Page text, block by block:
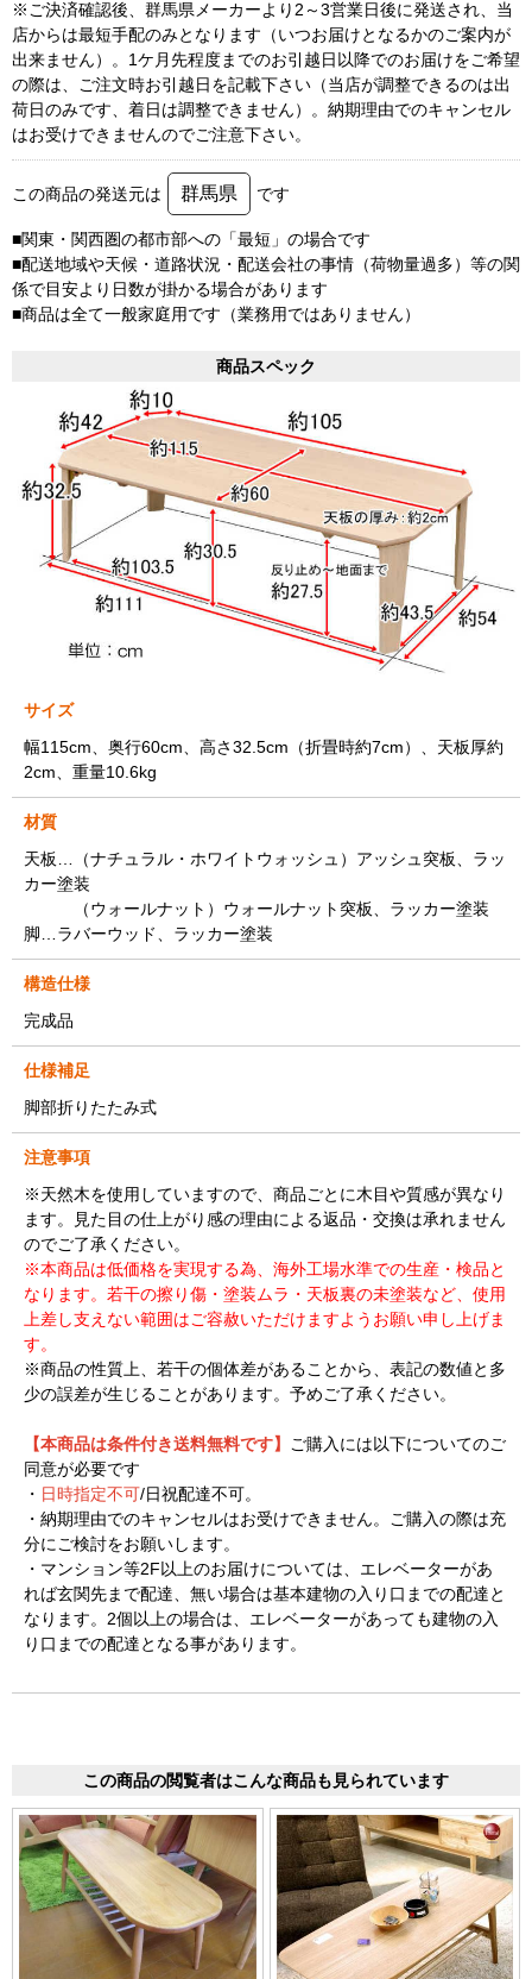
※ご決済確認後、群馬県メーカーより2～3営業日後に発送され、当
店からは最短手配のみとなります（いつお届けとなるかのご案内が
出来ません）。1ケ月先程度までのお引越日以降でのお届けをご希望
の際は、ご注文時お引越日を記載下さい（当店が調整できるのは出
荷日のみです、着日は調整できません）。納期理由でのキャンセル
はお受けできませんのでご注意下さい。
この商品の発送元は 群馬県 です
■関東・関西圏の都市部への「最短」の場合です
■配送地域や天候・道路状況・配送会社の事情（荷物量過多）等の関
係で目安より日数が掛かる場合があります
■商品は全て一般家庭用です（業務用ではありません）
商品スペック
サイズ
幅115cm、奥行60cm、高さ32.5cm（折畳時約7cm）、天板厚約
2cm、重量10.6kg
材質
天板…（ナチュラル・ホワイトウォッシュ）アッシュ突板、ラッ
カー塗装
（ウォールナット）ウォールナット突板、ラッカー塗装
脚…ラバーウッド、ラッカー塗装
構造仕様
完成品
仕様補足
脚部折りたたみ式
注意事項
※天然木を使用していますので、商品ごとに木目や質感が異なり
ます。見た目の仕上がり感の理由による返品・交換は承れません
のでご了承ください。
※本商品は低価格を実現する為、海外工場水準での生産・検品と
なります。若干の擦り傷・塗装ムラ・天板裏の未塗装など、使用
上差し支えない範囲はご容赦いただけますようお願い申し上げま
す。
※商品の性質上、若干の個体差があることから、表記の数値と多
少の誤差が生じることがあります。予めご了承ください。
【本商品は条件付き送料無料です】 ご購入には以下についてのご
同意が必要です
・ 日時指定不可/日祝配達不可。
・納期理由でのキャンセルはお受けできません。ご購入の際は充
分にご検討をお願いします。
・マンション等2F以上のお届けについては、エレベーターがあ
れば玄関先まで配達、無い場合は基本建物の入り口までの配達と
なります。2個以上の場合は、エレベーターがあっても建物の入
り口までの配達となる事があります。
この商品の閲覧者はこんな商品も見られています